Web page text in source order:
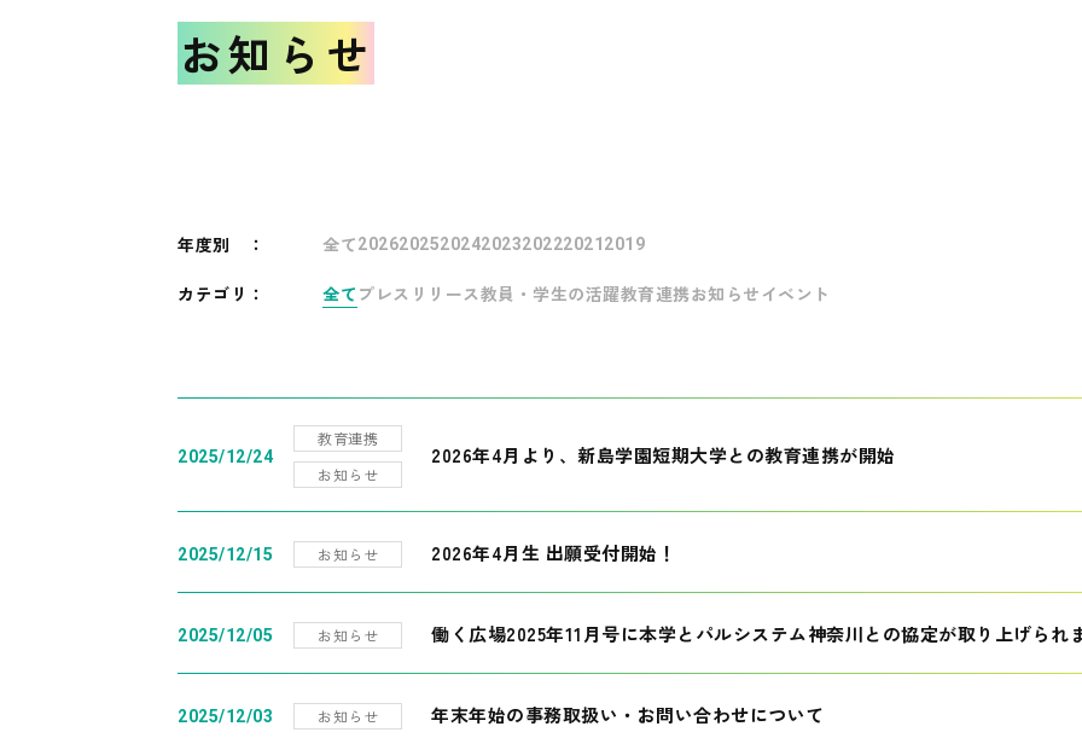
お知らせ
年度別 ： 全て202620252024202320222021 2019
カテゴリ： 全て プレスリリース教員・学生の活躍教育連携お知らせ イベント
2025/12/24
教育連携
お知らせ
2026年4月より、新島学園短期大学との教育連携が開始
2025/12/15 お知らせ 2026年4月生 出願受付開始！
2025/12/05 お知らせ 働く広場2025年11月号に本学とパルシステム神奈川との協定が取り上げられ
2025/12/03 お知らせ 年末年始の事務取扱い・お問い合わせについて